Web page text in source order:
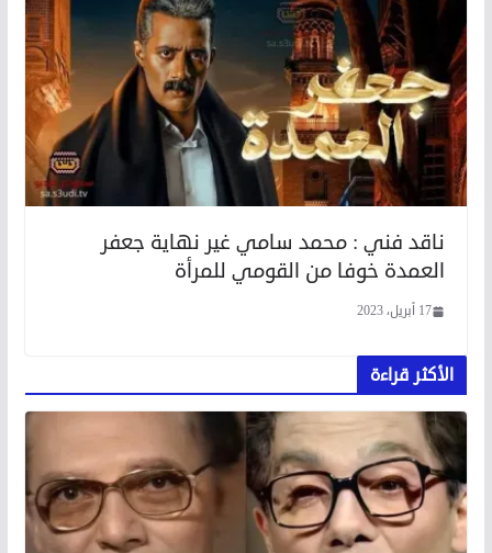
ناقد فني : محمد سامي غير نهاية جعفر
العمدة خوفا من القومي للمرأة
17 أبريل، 2023
الأكثر قراءة